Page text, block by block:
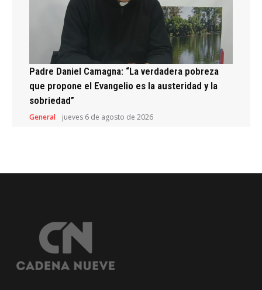
Padre Daniel Camagna: “La verdadera pobreza
que propone el Evangelio es la austeridad y la
sobriedad”
General jueves 6 de agosto de 2026